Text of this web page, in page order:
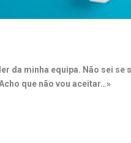
da minha equipa. Não sei se
que não vou aceitar…»